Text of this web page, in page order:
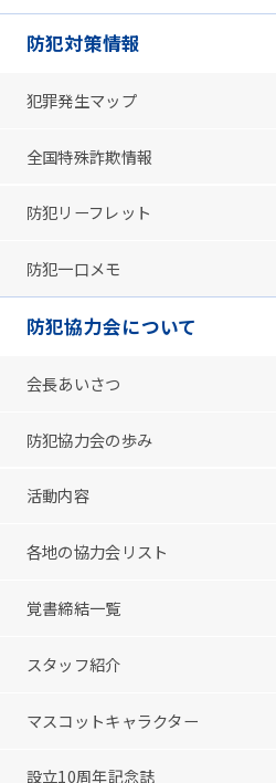
防犯対策情報
犯罪発生マップ
全国特殊詐欺情報
防犯リーフレット
防犯一口メモ
防犯協力会について
会長あいさつ
防犯協力会の歩み
活動内容
各地の協力会リスト
覚書締結一覧
スタッフ紹介
マスコットキャラクター
設立10周年記念誌